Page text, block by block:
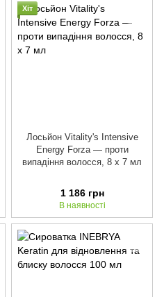
Хіт
Лосьйон Vitality's Intensive
Energy Forza — проти
випадіння волосся, 8 х 7 мл
1 186 грн
В наявності